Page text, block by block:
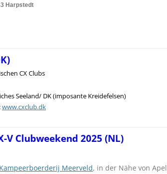
Harpstedt
CX Clubs
Seeland/ DK (imposante Kreidefelsen)
www.cxclub.dk
V Clubweekend 2025 (NL)
Meerveld, in der Nähe von